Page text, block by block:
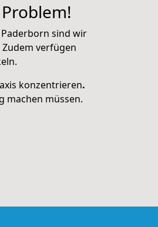
sind wir
verfügen
konzentrieren.
machen müssen.